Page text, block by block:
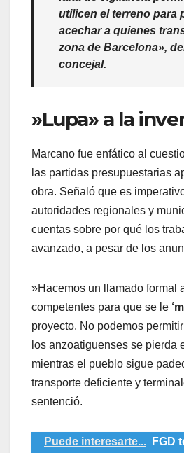
utilicen el terreno para
acechar a quienes
zona de Barcelona»,
concejal.
​»Lupa» a la
​Marcano fue enfático al
las partidas presupuestarias
obra. Señaló que es
autoridades regionales y
cuentas sobre por qué los
avanzado, a pesar de los
​»Hacemos un llamado formal
competentes para que se le
proyecto. No podemos
los anzoatiguenses se pierda
mientras el pueblo sigue
transporte deficiente y
sentenció.
Puede interesarte...
FGD